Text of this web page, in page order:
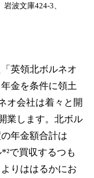
波文庫424-3、
英領北ボルネオ
金を条件に領土
オ会社は着々と開
業します。北ボル
年金額合計は
で買収するつも
りははるかにお